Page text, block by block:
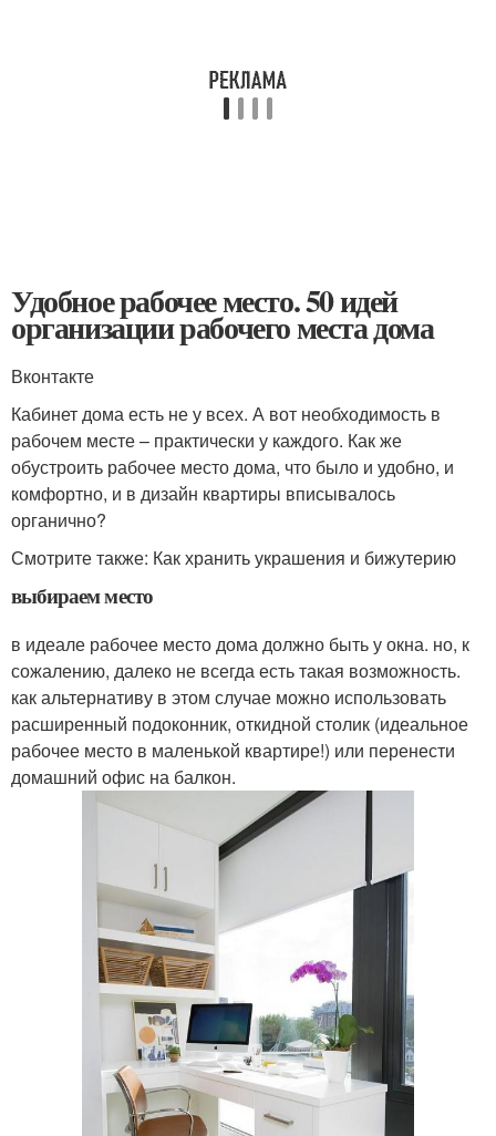
Удобное рабочее место. 50 идей
организации рабочего места дома
Вконтакте
Кабинет дома есть не у всех. А вот необходимость в
рабочем месте – практически у каждого. Как же
обустроить рабочее место дома, что было и удобно, и
комфортно, и в дизайн квартиры вписывалось
органично?
Смотрите также: Как хранить украшения и бижутерию
выбираем место
в идеале рабочее место дома должно быть у окна. но, к
сожалению, далеко не всегда есть такая возможность.
как альтернативу в этом случае можно использовать
расширенный подоконник, откидной столик (идеальное
рабочее место в маленькой квартире!) или перенести
домашний офис на балкон.